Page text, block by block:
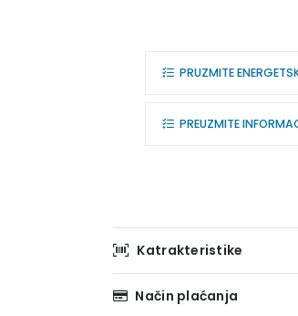
PRUZMITE
PREUZMITE
Katrakteristike
Način plaćanja